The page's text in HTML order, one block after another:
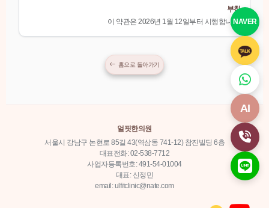
부칙
이 약관은 2026년 1월 12일부터 시행합니다.
홈으로 돌아가기
얼핏한의원
서울시 강남구 논현로 85길 43(역삼동 741-12) 참진빌딩 6층
대표전화: 02-538-7712
사업자등록번호: 491-54-01004
대표: 신정민
email: ulfitclinic@nate.com
NAVER
AI